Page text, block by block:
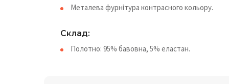
Металева фурнітура контрасного кольору.
Склад:
Полотно: 95% бавовна, 5% еластан.